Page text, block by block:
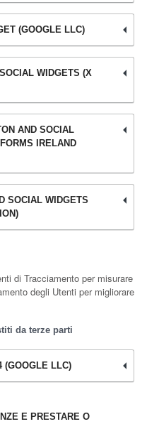
(GOOGLE LLC)
WIDGETS (X
AND SOCIAL
IRELAND
SOCIAL WIDGETS
di Tracciamento per misurare
degli Utenti per migliorare
da terze parti
(GOOGLE LLC)
E PRESTARE O